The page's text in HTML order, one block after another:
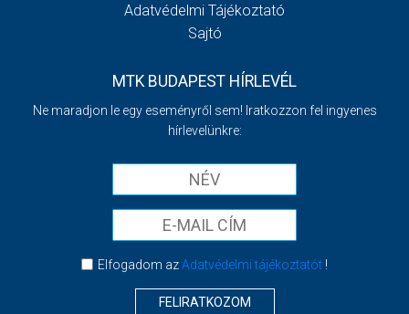
Adatvédelmi Tájékoztató
Sajtó
MTK BUDAPEST HÍRLEVÉL
Ne maradjon le egy eseményről sem! Iratkozzon fel ingyenes
hírlevelünkre:
Elfogadom azAdatvédelmi tájékoztatót!
FELIRATKOZOM